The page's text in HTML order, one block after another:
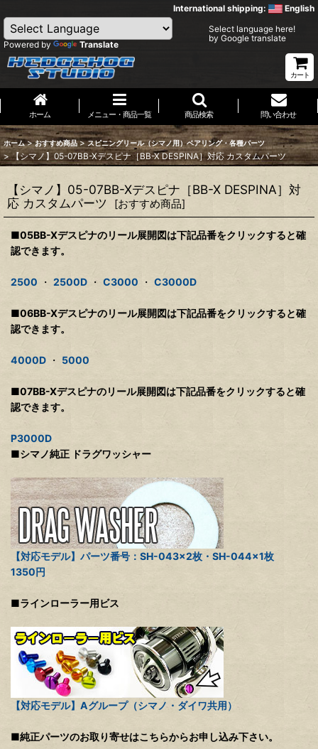
International shipping: English
Powered by Translate
Select language here!
by Google translate
カート
ホーム メニュー・商品一覧 商品検索 問い合わせ
ホーム > おすすめ商品 > スピニングリール（シマノ用）ベアリング・各種パーツ
> 【シマノ】05-07BB-Xデスピナ［BB-X DESPINA］対応 カスタムパーツ
【シマノ】05-07BB-Xデスピナ［BB-X DESPINA］対
応 カスタムパーツ
[おすすめ商品]
■05BB-Xデスピナのリール展開図は下記品番をクリックすると確
認できます。
2500 ・ 2500D ・ C3000 ・ C3000D
■06BB-Xデスピナのリール展開図は下記品番をクリックすると確
認できます。
4000D ・ 5000
■07BB-Xデスピナのリール展開図は下記品番をクリックすると確
認できます。
P3000D
■シマノ純正 ドラグワッシャー
【対応モデル】パーツ番号：SH-043×2枚・SH-044×1枚
1350円
■ラインローラー用ビス
【対応モデル】Aグループ（シマノ・ダイワ共用）
■純正パーツのお取り寄せはこちらからお申し込み下さい。